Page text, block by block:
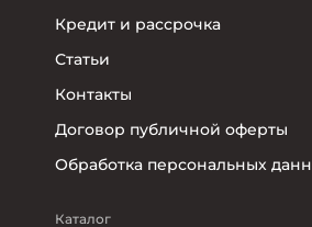
Кредит и рассрочка
Статьи
Контакты
Договор публичной оферты
Обработка персональных
Каталог